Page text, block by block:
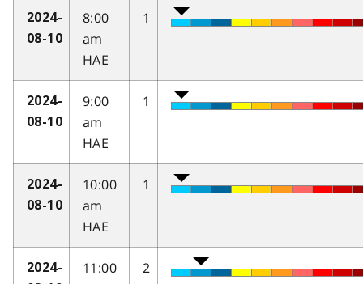
2024-
08-10
8:00
am
HAE
1
2024-
08-10
9:00
am
HAE
1
2024-
08-10
10:00
am
HAE
1
2024-
11:00
2